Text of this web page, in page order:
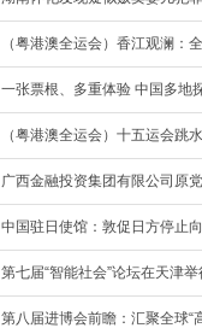
（粤港澳全运会）香江观澜：
一张票根、多重体验 中国多地
（粤港澳全运会）十五运会跳
广西金融投资集团有限公司原
中国驻日使馆：敦促日方停止向
第七届“智能社会”论坛在天津
第八届进博会前瞻：汇聚全球“